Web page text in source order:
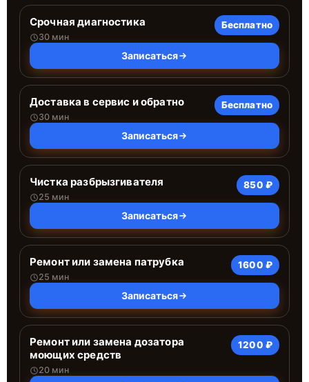
Срочная диагностика
30 мин
Бесплатно
Записаться
Доставка в сервис и обратно
30 мин
Бесплатно
Записаться
Чистка разбрызгивателя
25 мин
850 ₽
Записаться
Ремонт или замена патрубка
25 мин
1600 ₽
Записаться
Ремонт или замена дозатора
моющих средств
20 мин
1200 ₽